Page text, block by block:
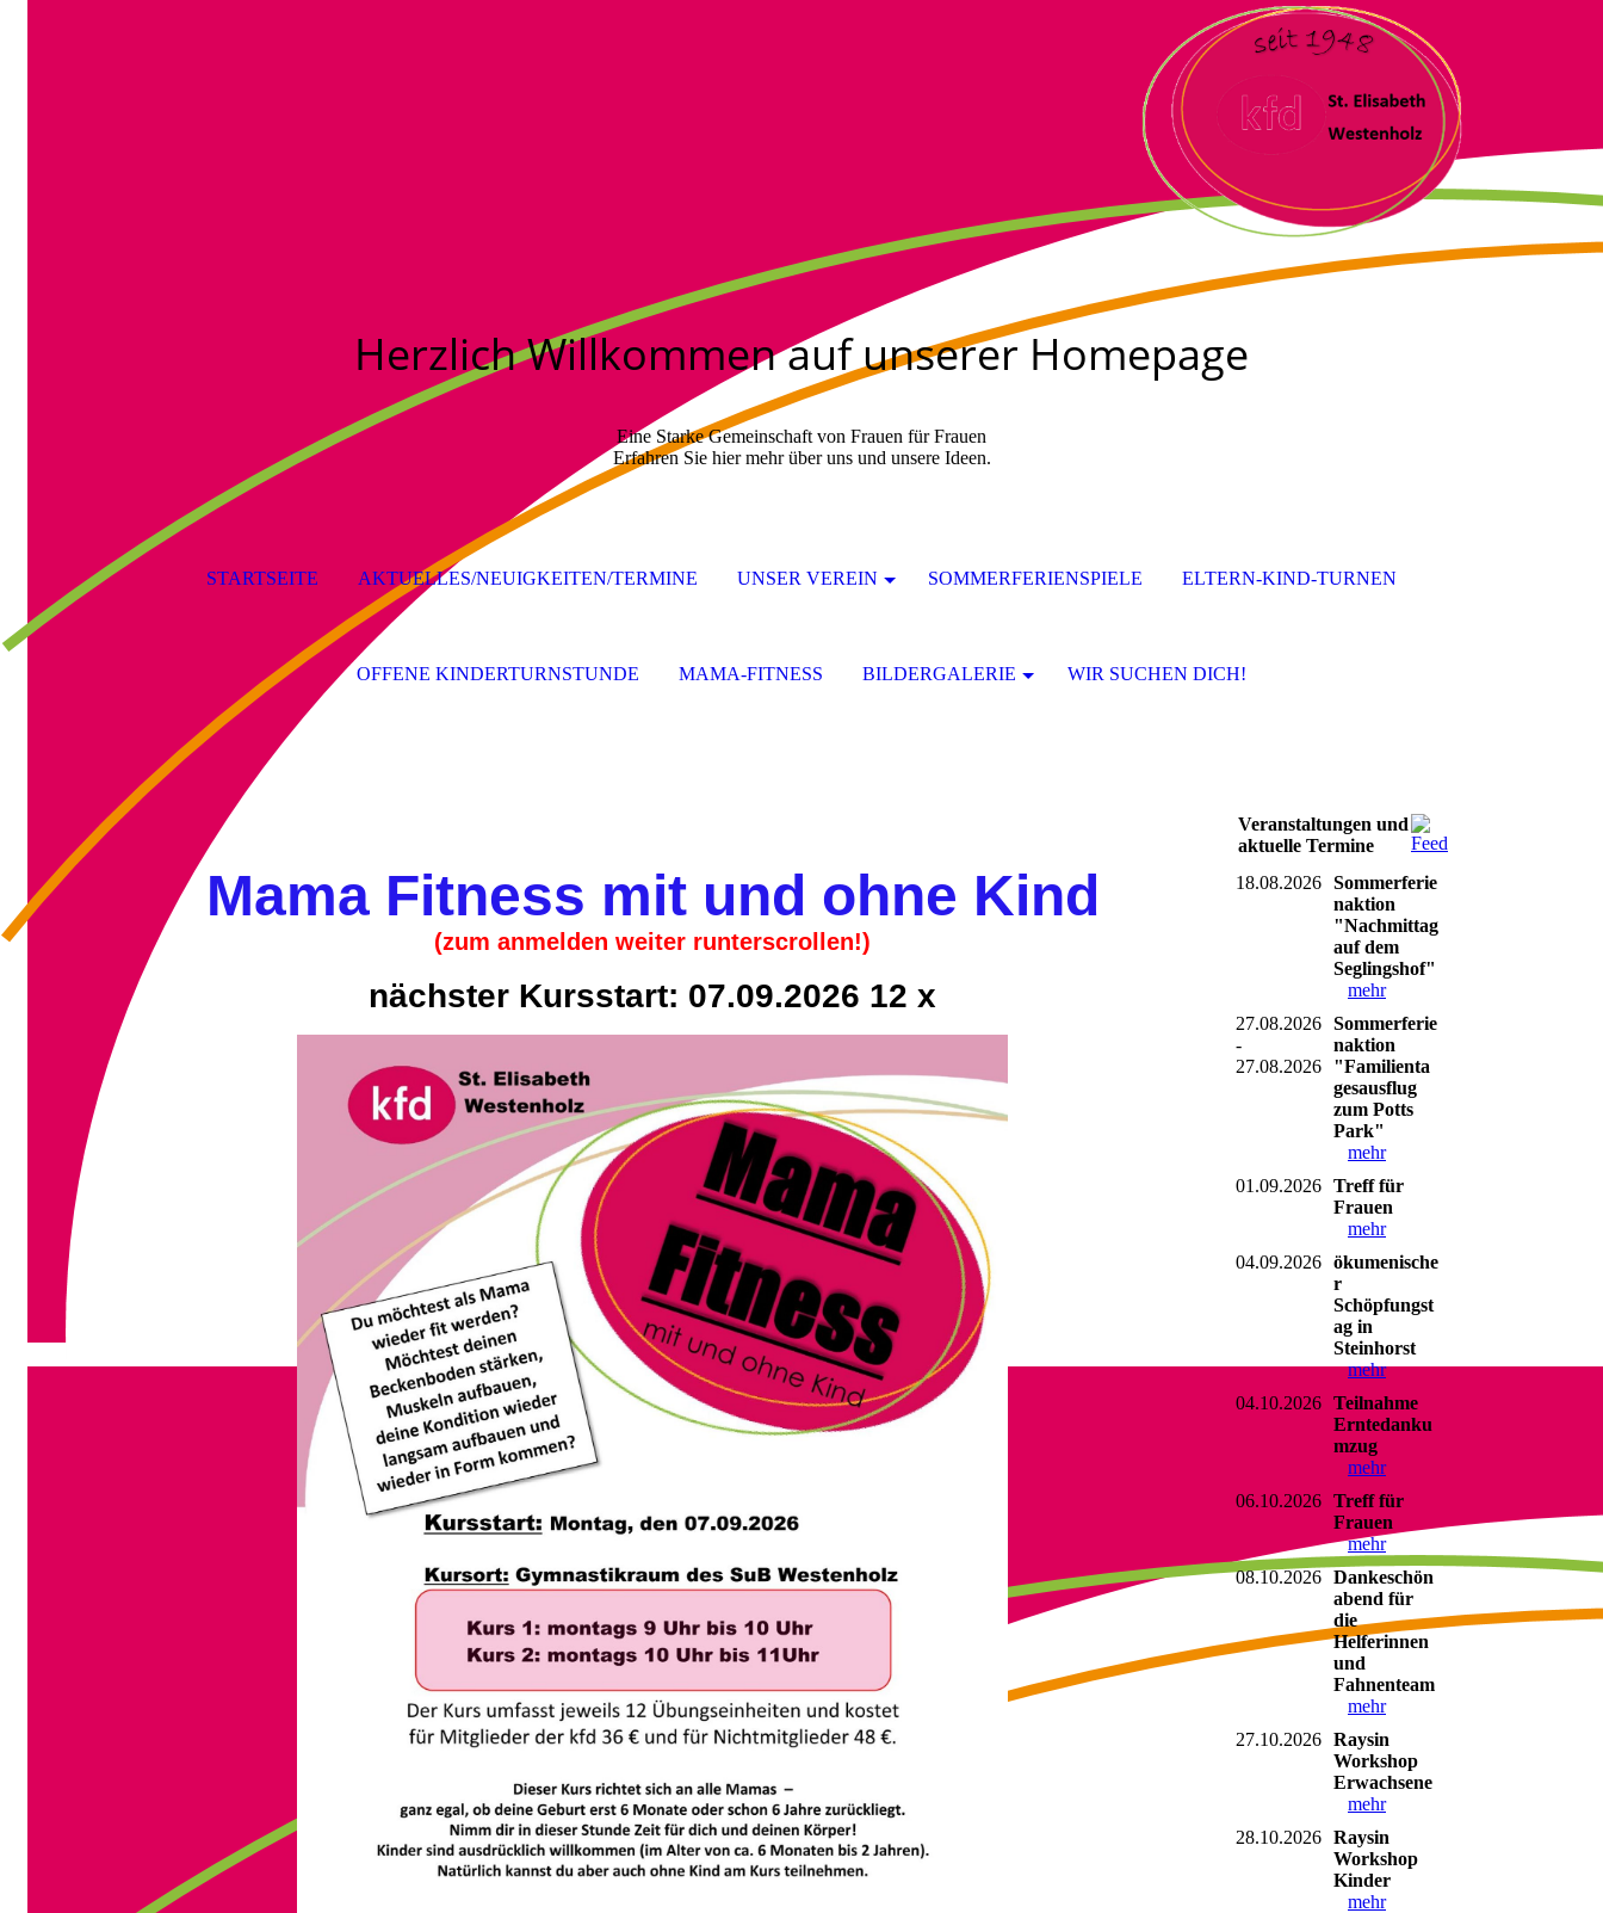
Herzlich Willkommen auf unserer Homepage
Eine Starke Gemeinschaft von Frauen für Frauen
Erfahren Sie hier mehr über uns und unsere Ideen.
STARTSEITE AKTUELLES/NEUIGKEITEN/TERMINE UNSER VEREIN SOMMERFERIENSPIELE ELTERN-KIND-TURNEN
OFFENE KINDERTURNSTUNDE MAMA-FITNESS BILDERGALERIE WIR SUCHEN DICH!
Mama Fitness mit und ohne Kind
(zum anmelden weiter runterscrollen!)
nächster Kursstart: 07.09.2026 12 x
Veranstaltungen und
aktuelle Termine
18.08.2026 Sommerferie
naktion
"Nachmittag
auf dem
Seglingshof"
mehr
27.08.2026
-
27.08.2026
Sommerferie
naktion
"Familienta
gesausflug
zum Potts
Park"
mehr
01.09.2026 Treff für
Frauen
mehr
04.09.2026 ökumenische
r
Schöpfungst
ag in
Steinhorst
mehr
04.10.2026 Teilnahme
Erntedanku
mzug
mehr
06.10.2026 Treff für
Frauen
mehr
08.10.2026 Dankeschön
abend für
die
Helferinnen
und
Fahnenteam
mehr
27.10.2026 Raysin
Workshop
Erwachsene
mehr
28.10.2026 Raysin
Workshop
Kinder
mehr